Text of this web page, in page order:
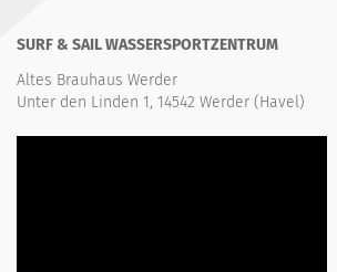
SURF & SAIL WASSERSPORTZENTRUM
Altes Brauhaus Werder
Unter den Linden 1, 14542 Werder (Havel)